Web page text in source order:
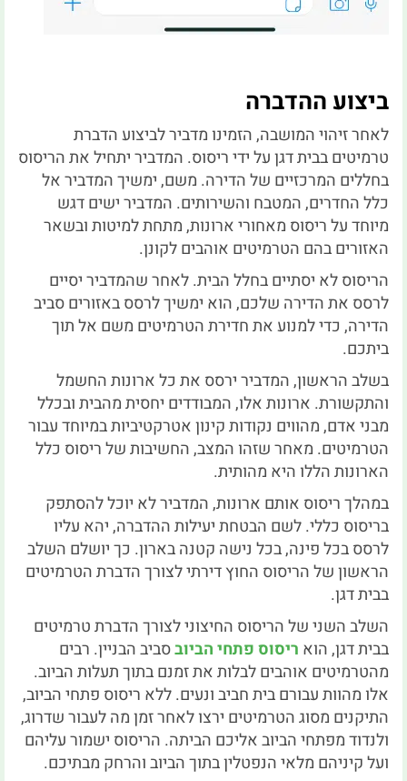
ביצוע ההדברה
לאחר זיהוי המושבה, הזמינו מדביר לביצוע הדברת
טרמיטים בבית דגן על ידי ריסוס. המדביר יתחיל את הריסוס
בחללים המרכזיים של הדירה. משם, ימשיך המדביר אל
כלל החדרים, המטבח והשירותים. המדביר ישים דגש
מיוחד על ריסוס מאחורי ארונות, מתחת למיטות ובשאר
האזורים בהם הטרמיטים אוהבים לקונן.
הריסוס לא יסתיים בחלל הבית. לאחר שהמדביר יסיים
לרסס את הדירה שלכם, הוא ימשיך לרסס באזורים סביב
הדירה, כדי למנוע את חדירת הטרמיטים משם אל תוך
ביתכם.
בשלב הראשון, המדביר ירסס את כל ארונות החשמל
והתקשורת. ארונות אלו, המבודדים יחסית מהבית ובכלל
מבני אדם, מהווים נקודות קינון אטרקטיביות במיוחד עבור
הטרמיטים. מאחר שזהו המצב, החשיבות של ריסוס כלל
הארונות הללו היא מהותית.
במהלך ריסוס אותם ארונות, המדביר לא יוכל להסתפק
בריסוס כללי. לשם הבטחת יעילות ההדברה, יהא עליו
לרסס בכל פינה, בכל נישה קטנה בארון. כך יושלם השלב
הראשון של הריסוס החוץ דירתי לצורך הדברת הטרמיטים
בבית דגן.
השלב השני של הריסוס החיצוני לצורך הדברת טרמיטים
בבית דגן, הוא ריסוס פתחי הביובסביב הבניין. רבים
מהטרמיטים אוהבים לבלות את זמנם בתוך תעלות הביוב.
אלו מהוות עבורם בית חביב ונעים. ללא ריסוס פתחי הביוב,
התיקנים מסוג הטרמיטים ירצו לאחר זמן מה לעבור שדרוג,
ולנדוד מפתחי הביוב אליכם הביתה. הריסוס ישמור עליהם
ועל קיניהם מלאי הנפטלין בתוך הביוב והרחק מבתיכם.